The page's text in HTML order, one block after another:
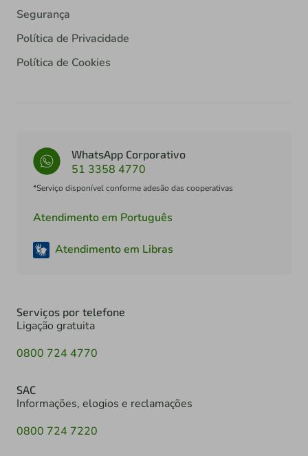
Segurança
Política de Privacidade
Política de Cookies
WhatsApp Corporativo
51 3358 4770
*Serviço disponível conforme adesão das cooperativas
Atendimento em Português
Atendimento em Libras
Serviços por telefone
Ligação gratuita
0800 724 4770
SAC
Informações, elogios e reclamações
0800 724 7220